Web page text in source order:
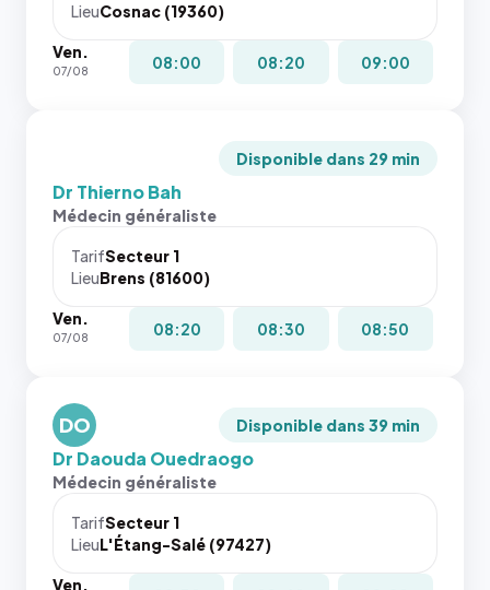
LieuCosnac (19360)
Ven.
07/08 08:00 08:20 09:00
Disponible dans 29 min
Dr Thierno Bah
Médecin généraliste
TarifSecteur 1
LieuBrens (81600)
Ven.
07/08 08:20 08:30 08:50
DO Disponible dans 39 min
Dr Daouda Ouedraogo
Médecin généraliste
TarifSecteur 1
LieuL'Étang-Salé (97427)
Ven.